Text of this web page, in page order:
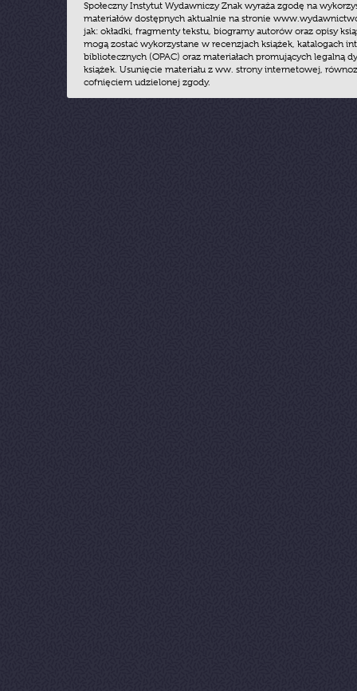
Społeczny Instytut Wydawniczy Znak wyraża zgodę na
materiałów dostępnych aktualnie na stronie
jak: okładki, fragmenty tekstu, biogramy autorów oraz opisy
mogą zostać wykorzystane w recenzjach książek, katalogach
bibliotecznych (OPAC) oraz materiałach promujących legalną
książek. Usunięcie materiału z ww. strony internetowej,
cofnięciem udzielonej zgody.